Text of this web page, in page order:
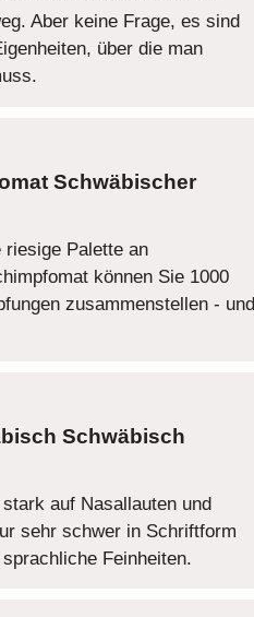
Aber keine Frage, es sind
über die man
Schwäbischer
riesige Palette an
können Sie 1000
zusammenstellen - und
Schwäbisch
auf Nasallauten und
sehr schwer in Schriftform
Feinheiten.